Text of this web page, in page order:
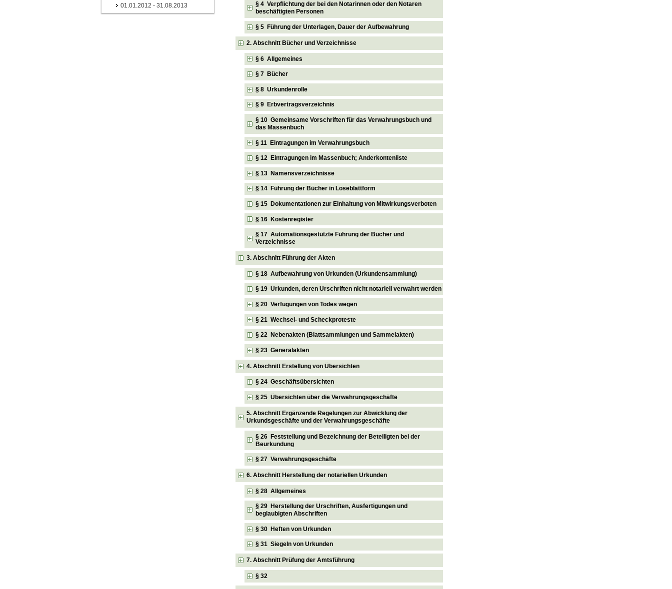
01.01.2012 - 31.08.2013
§ 4 Verpflichtung der bei den Notarinnen oder den Notaren
beschäftigten Personen
§ 5 Führung der Unterlagen, Dauer der Aufbewahrung
2. Abschnitt Bücher und Verzeichnisse
§ 6 Allgemeines
§ 7 Bücher
§ 8 Urkundenrolle
§ 9 Erbvertragsverzeichnis
§ 10 Gemeinsame Vorschriften für das Verwahrungsbuch und
das Massenbuch
§ 11 Eintragungen im Verwahrungsbuch
§ 12 Eintragungen im Massenbuch; Anderkontenliste
§ 13 Namensverzeichnisse
§ 14 Führung der Bücher in Loseblattform
§ 15 Dokumentationen zur Einhaltung von Mitwirkungsverboten
§ 16 Kostenregister
§ 17 Automationsgestützte Führung der Bücher und
Verzeichnisse
3. Abschnitt Führung der Akten
§ 18 Aufbewahrung von Urkunden (Urkundensammlung)
§ 19 Urkunden, deren Urschriften nicht notariell verwahrt werden
§ 20 Verfügungen von Todes wegen
§ 21 Wechsel- und Scheckproteste
§ 22 Nebenakten (Blattsammlungen und Sammelakten)
§ 23 Generalakten
4. Abschnitt Erstellung von Übersichten
§ 24 Geschäftsübersichten
§ 25 Übersichten über die Verwahrungsgeschäfte
5. Abschnitt Ergänzende Regelungen zur Abwicklung der
Urkundsgeschäfte und der Verwahrungsgeschäfte
§ 26 Feststellung und Bezeichnung der Beteiligten bei der
Beurkundung
§ 27 Verwahrungsgeschäfte
6. Abschnitt Herstellung der notariellen Urkunden
§ 28 Allgemeines
§ 29 Herstellung der Urschriften, Ausfertigungen und
beglaubigten Abschriften
§ 30 Heften von Urkunden
§ 31 Siegeln von Urkunden
7. Abschnitt Prüfung der Amtsführung
§ 32